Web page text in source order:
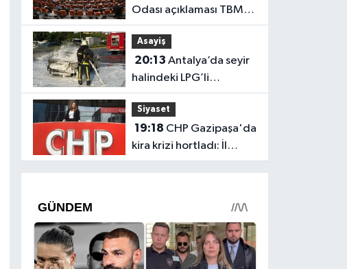
Odası açıklaması TBMM
gündeminde
Asayiş
20:13
halindeki LPG’li
otomobil alev aldı: 4
yaralı
Siyaset
19:18
kira krizi hortladı: İl
Başkanlığı mahkemeye